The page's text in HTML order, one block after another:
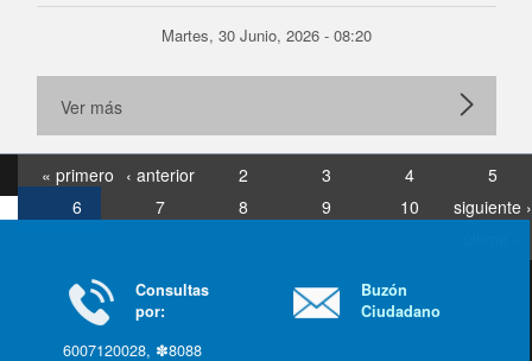
Martes, 30 Junio, 2026 - 08:20
Ver más
« primero ‹ anterior 2 3 4
5
6
7 8 9 10
siguiente ›
Consultas
por:
6007120028, ✽8088
Buzón
Ciudadano